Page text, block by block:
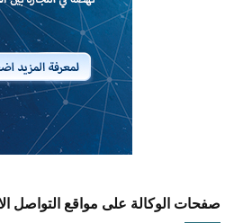
صفحات الوكالة على مواقع التواصل